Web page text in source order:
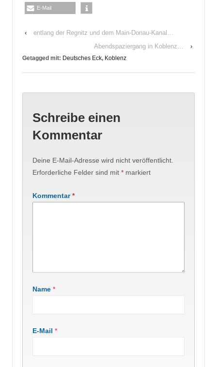
E-Mail
‹
entlang der Regnitz und dem Main-Donau-Kanal…
Abendspaziergang in Koblenz…
›
Getagged mit: Deutsches Eck, Koblenz
Schreibe einen
Kommentar
Deine E-Mail-Adresse wird nicht veröffentlicht.
Erforderliche Felder sind mit * markiert
Kommentar*
Name *
E-Mail *